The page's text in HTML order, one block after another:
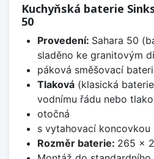
Kuchyňská baterie
50
Provedení: Sahara 50
sladěno ke granitovým
páková směšovací
Tlaková(klasická
vodnímu řádu nebo
otočná
s vytahovací koncovkou
Rozměr baterie: 265 x